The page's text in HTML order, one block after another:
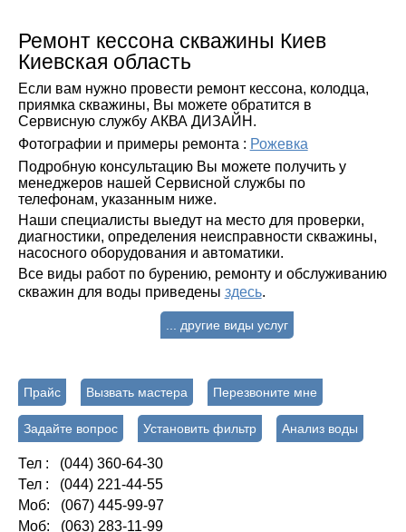
Ремонт кессона скважины Киев
Киевская область
Если вам нужно провести ремонт кессона, колодца,
приямка скважины, Вы можете обратится в
Сервисную службу АКВА ДИЗАЙН.
Фотографии и примеры ремонта : Рожевка
Подробную консультацию Вы можете получить у
менеджеров нашей Сервисной службы по
телефонам, указанным ниже.
Наши специалисты выедут на место для проверки,
диагностики, определения неисправности скважины,
насосного оборудования и автоматики.
Все виды работ по бурению, ремонту и обслуживанию
скважин для воды приведены здесь.
... другие виды услуг
Прайс Вызвать мастера Перезвоните мне
Задайте вопрос Установить фильтр Анализ воды
Тел : (044) 360-64-30
Тел : (044) 221-44-55
Моб: (067) 445-99-97
Моб: (063) 283-11-99